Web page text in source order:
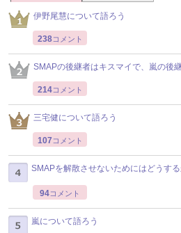
伊野尾慧について語ろう
238コメント
SMAPの後継者はキスマイで、嵐の後
214コメント
三宅健について語ろう
107 コメント
SMAPを解散させないためにはどうす
94コメント
嵐について語ろう